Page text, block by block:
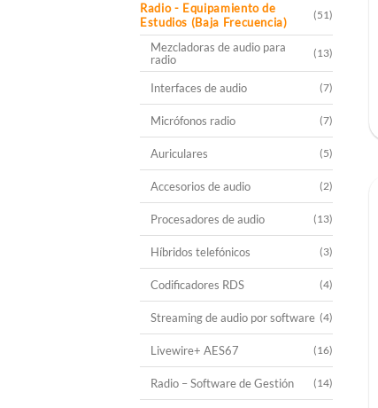
Radio - Equipamiento de
Estudios (Baja Frecuencia)
(51)
Mezcladoras de audio para
radio
(13)
Interfaces de audio (7)
Micrófonos radio (7)
Auriculares (5)
Accesorios de audio (2)
Procesadores de audio (13)
Híbridos telefónicos (3)
Codificadores RDS (4)
Streaming de audio por software (4)
Livewire+ AES67 (16)
Radio – Software de Gestión (14)